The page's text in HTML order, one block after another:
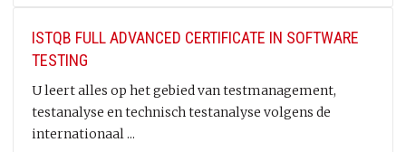
ISTQB FULL ADVANCED CERTIFICATE IN SOFTWARE
TESTING
U leert alles op het gebied van testmanagement,
testanalyse en technisch testanalyse volgens de
internationaal ...